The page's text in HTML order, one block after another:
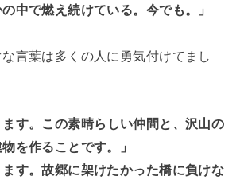
中で燃え続けている。今でも。」
言葉は多くの人に勇気付けてまし
す。この素晴らしい仲間と、沢山の
を作ることです。」
ます。故郷に架けたかった橋に負けな